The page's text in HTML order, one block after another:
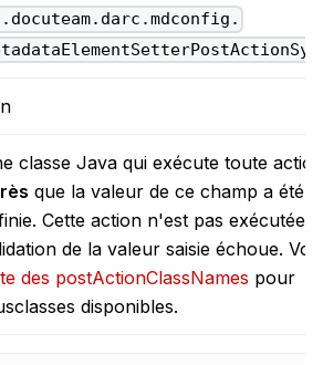
classe Java qui exécute toute action
que la valeur de ce champ a été
Cette action n'est pas exécutée
de la valeur saisie échoue. Voir
des postActionClassNames pour
disponibles.